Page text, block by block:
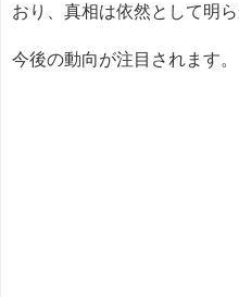
おり、真相は依然として明
今後の動向が注目されます。